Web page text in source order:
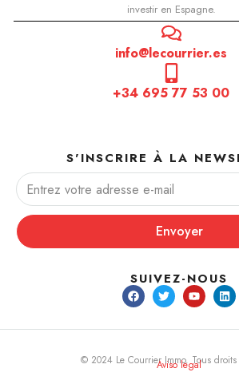
investir en Espagne.
info@lecourrier.es
+34 695 77 53 00
S'INSCRIRE À LA
Envoyer
SUIVEZ-NOUS
© 2024 Le Courrier Immo. Tous droits
Aviso legal